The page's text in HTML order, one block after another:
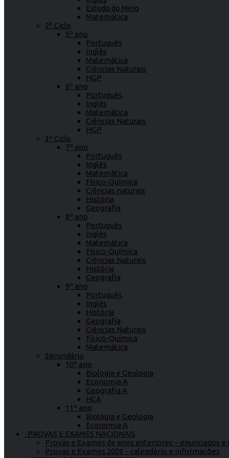
Estudo do Meio
Matemática
2º Ciclo
5º ano
Português
Inglês
Matemática
Ciências Naturais
HGP
6º ano
Português
Inglês
Matemática
Ciências Naturais
HGP
3º Ciclo
7º ano
Português
Inglês
Matemática
Físico-Química
Ciências naturais
História
Geografia
8º ano
Português
Inglês
Matemática
Físico-Química
Ciências Naturais
História
Geografia
9º ano
Português
Inglês
História
Geografia
Ciências Naturais
Físico-Química
Matemática
Secundário
10º ano
Biologia e Geologia
Economia A
Geografia A
HCA
11º ano
Biologia e Geologia
Economia A
PROVAS E EXAMES NACIONAIS
Provas e Exames de anos anteriores – enunciados
Provas e Exames 2026 – calendário e informações